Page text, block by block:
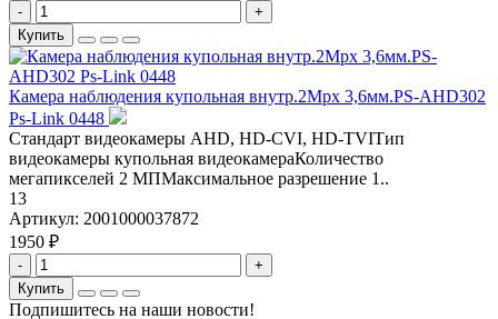
-
+
Купить
Камера наблюдения купольная внутр.2Mpx 3,6мм.PS-AHD302
Ps-Link 0448
Стандарт видеокамеры AHD, HD-CVI, HD-TVIТип
видеокамеры купольная видеокамераКоличество
мегапикселей 2 МПМаксимальное разрешение 1..
13
Артикул: 2001000037872
1950 ₽
-
+
Купить
Подпишитесь на наши новости!